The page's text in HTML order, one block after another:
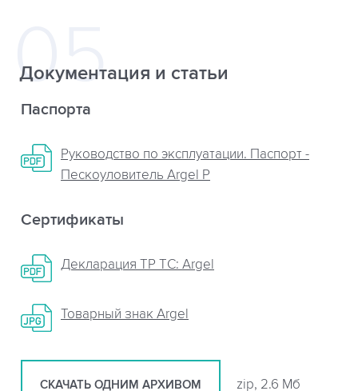
Документация и статьи
Паспорта
Руководство по эксплуатации. Паспорт -
Пескоуловитель Argel P
Сертификаты
Декларация ТР ТС: Argel
Товарный знак Argel
СКАЧАТЬ ОДНИМ АРХИВОМ zip, 2.6 Мб